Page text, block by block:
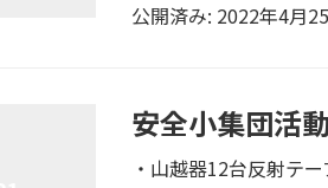
公開済み: 2022年4月
安全小集団活
・山越器12台反射テ